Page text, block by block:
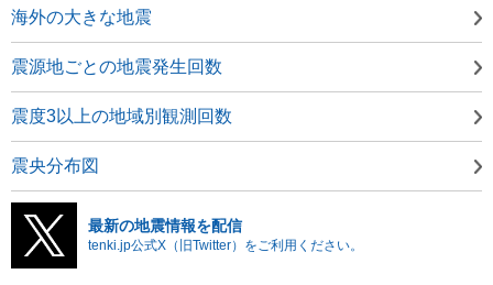
海外の大きな地震
震源地ごとの地震発生回数
震度3以上の地域別観測回数
震央分布図
最新の地震情報を配信
tenki.jp公式X（旧Twitter）をご利用ください。